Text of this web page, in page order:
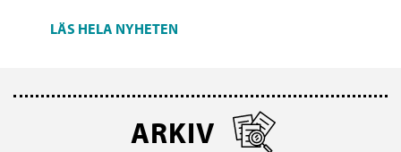
LÄS HELA NYHETEN
ARKIV